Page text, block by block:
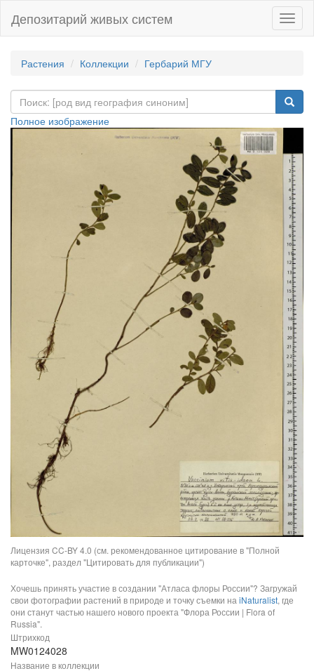
Депозитарий живых систем
Растения Коллекции Гербарий МГУ
Полное изображение
Лицензия CC-BY 4.0 (см. рекомендованное цитирование в "Полной
карточке", раздел "Цитировать для публикации")
Хочешь принять участие в создании "Атласа флоры России"? Загружай
свои фотографии растений в природе и точку съемки на iNaturalist, где
они станут частью нашего нового проекта "Флора России | Flora of
Russia".
Штрихкод
MW0124028
Название в коллекции